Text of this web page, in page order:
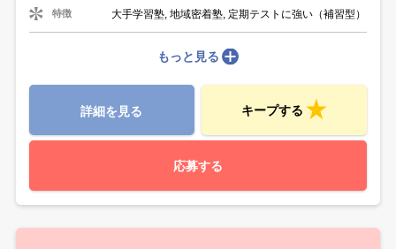
特徴 大手学習塾, 地域密着塾, 定期テストに強い（補習型）
もっと見る
詳細を見る キープする
応募する